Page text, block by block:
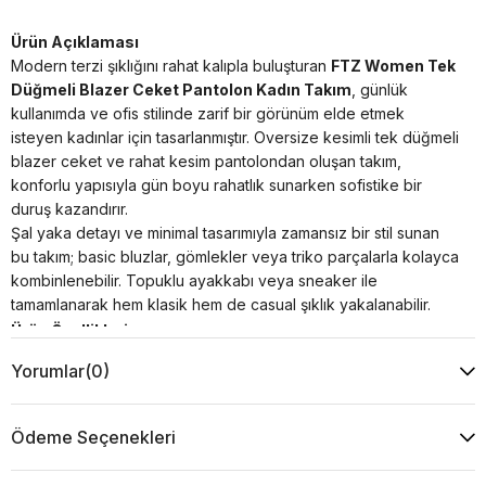
Ürün Açıklaması
Modern terzi şıklığını rahat kalıpla buluşturan FTZ Women Tek
Düğmeli Blazer Ceket Pantolon Kadın Takım , günlük
kullanımda ve ofis stilinde zarif bir görünüm elde etmek
isteyen kadınlar için tasarlanmıştır. Oversize kesimli tek düğmeli
blazer ceket ve rahat kesim pantolondan oluşan takım,
konforlu yapısıyla gün boyu rahatlık sunarken sofistike bir
duruş kazandırır.
Şal yaka detayı ve minimal tasarımıyla zamansız bir stil sunan
bu takım; basic bluzlar, gömlekler veya triko parçalarla kolayca
kombinlenebilir. Topuklu ayakkabı veya sneaker ile
tamamlanarak hem klasik hem de casual şıklık yakalanabilir.
Ürün Özellikleri
Kol : 43 cm
Yaka Tipi : Düz
Desen : Düz
Kalıp : Tam Kalıp
Model Ölçüsü
Yorumlar(0)
Ödeme Seçenekleri